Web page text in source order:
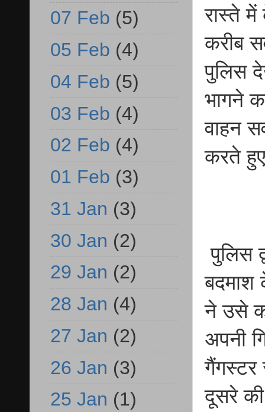
रास्ते
करीब
पुलिस
भागने
वाहन
करते
पुलिस
बदमाश
ने उसे
अपनी
गैंगस्टर
दूसरे
07 Feb (5)
05 Feb (4)
04 Feb (5)
03 Feb (4)
02 Feb (4)
01 Feb (3)
31 Jan (3)
30 Jan (2)
29 Jan (2)
28 Jan (4)
27 Jan (2)
26 Jan (3)
25 Jan (1)